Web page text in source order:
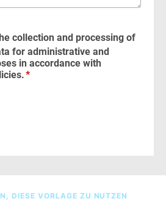
DIESE VORLAGE ZU NUTZEN